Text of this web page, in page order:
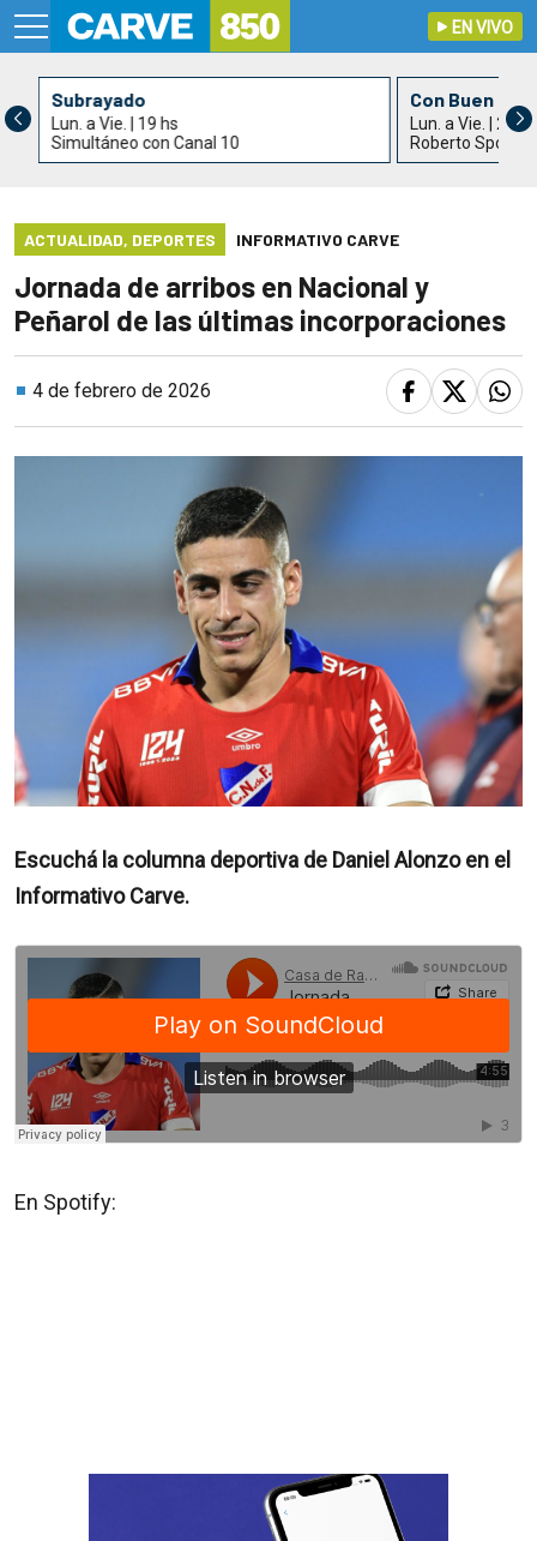
EN VIVO
Subrayado
Lun. a Vie. | 19 hs
Simultáneo con Canal 10
Con Buen
Lun. a Vie. | 21 hs
Roberto
ACTUALIDAD, DEPORTES INFORMATIVO CARVE
Jornada de arribos en Nacional y
Peñarol de las últimas incorporaciones
4 de febrero de 2026
Escuchá la columna deportiva de Daniel Alonzo en el
Informativo Carve.
En Spotify: